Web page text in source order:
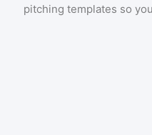
pitching templates so